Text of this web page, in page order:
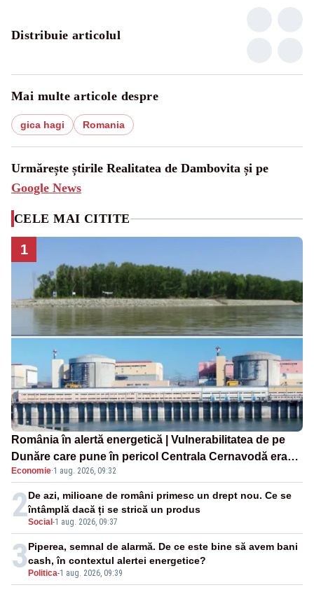
Distribuie articolul
Mai multe articole despre
gica hagi Romania
Urmărește știrile Realitatea de Dambovita și pe
Google News
CELE MAI CITITE
1
România în alertă energetică | Vulnerabilitatea de pe
Dunăre care pune în pericol Centrala Cernavodă era
cunoscută de pe vremea lui Ceaușescu
Economie·1 aug. 2026, 09:32
2Social -1 aug. 2026, 09:37
De azi, milioane de români primesc un drept nou. Ce se
întâmplă dacă ți se strică un produs
3 Politica-1 aug. 2026, 09:39
Piperea, semnal de alarmă. De ce este bine să avem bani
cash, în contextul alertei energetice?